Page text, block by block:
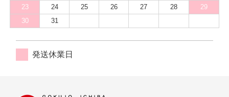
23
24 25 26 27 28
29
30
31
発送休業日